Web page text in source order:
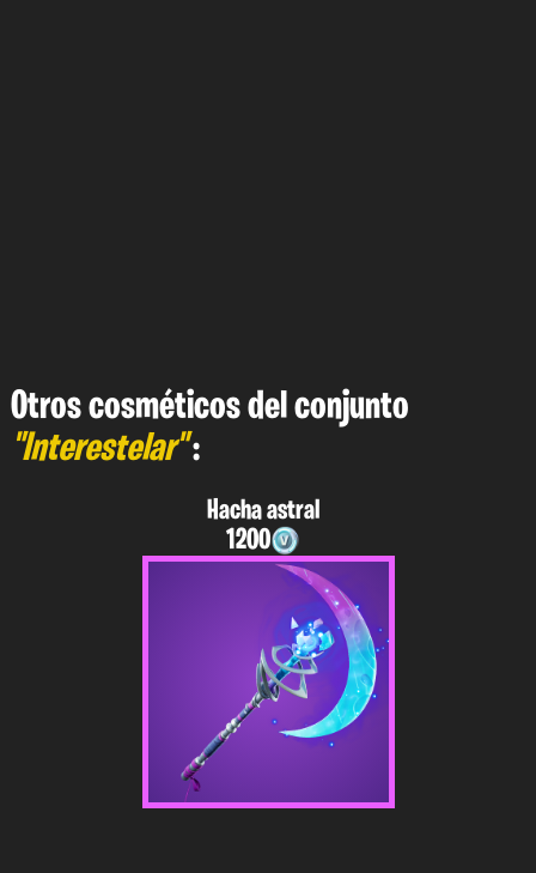
Otros cosméticos del conjunto
"Interestelar":
Hacha astral
1200